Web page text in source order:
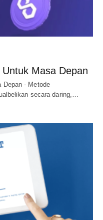
Masa Depan
Depan - Metode
secara daring,…